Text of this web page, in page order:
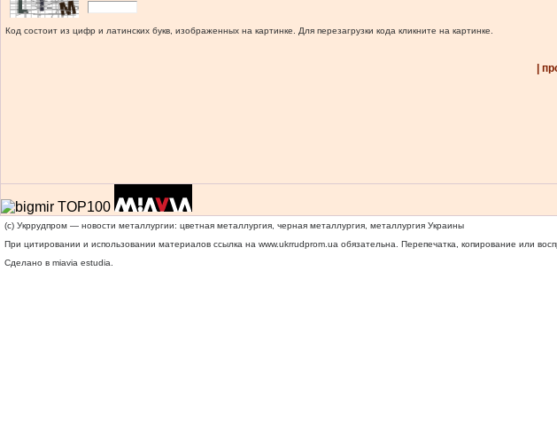
Код состоит из цифр и латинских букв, изображенных на картинке. Для перезагрузки кода кликните на картинке.
|
(c) Укррудпром — новости металлургии: цветная металлургия, черная металлургия, металлургия Украины
При цитировании и использовании материалов ссылка на www.ukrrudprom.ua обязательна. Перепечатка, копирование или
Сделано в miavia estudia.